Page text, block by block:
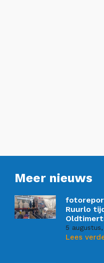
Meer nieuws
Ruurlo
5
Lees